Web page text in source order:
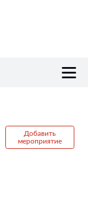
Добавить
мероприятие